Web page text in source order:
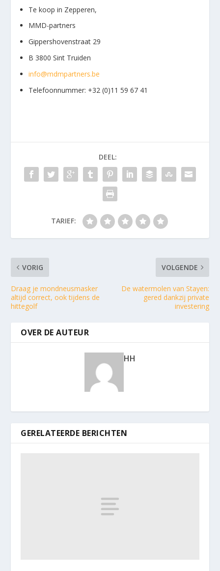
Te koop in Zepperen,
MMD-partners
Gippershovenstraat 29
B 3800 Sint Truiden
info@mdmpartners.be
Telefoonnummer: +32 (0)11 59 67 41
DEEL:
TARIEF:
VORIG
Draag je mondneusmasker
altijd correct, ook tijdens de
hittegolf
VOLGENDE
De watermolen van Stayen:
gered dankzij private
investering
OVER DE AUTEUR
HH
GERELATEERDE BERICHTEN